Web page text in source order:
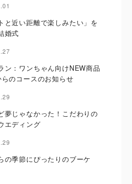
と近い距離で楽しみたい」を
婚式
ン：ワンちゃん向けNEW商品
のコースのお知らせ
夢じゃなかった！こだわりの
エディング
の季節にぴったりのブーケ